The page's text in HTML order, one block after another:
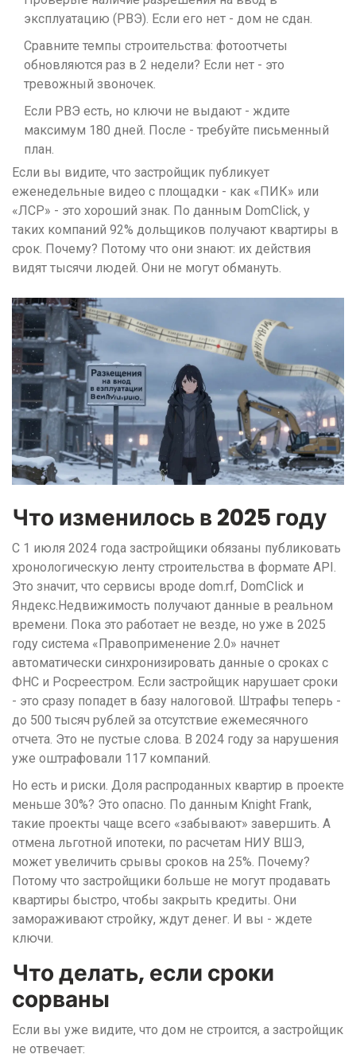
эксплуатацию (РВЭ). Если его нет - дом не сдан.
Сравните темпы строительства: фотоотчеты
обновляются раз в 2 недели? Если нет - это
тревожный звоночек.
Если РВЭ есть, но ключи не выдают - ждите
максимум 180 дней. После - требуйте письменный
план.
Если вы видите, что застройщик публикует
еженедельные видео с площадки - как «ПИК» или
«ЛСР» - это хороший знак. По данным DomClick, у
таких компаний 92% дольщиков получают квартиры в
срок. Почему? Потому что они знают: их действия
видят тысячи людей. Они не могут обмануть.
Что изменилось в 2025 году
С 1 июля 2024 года застройщики обязаны публиковать
хронологическую ленту строительства в формате API.
Это значит, что сервисы вроде dom.rf, DomClick и
Яндекс.Недвижимость получают данные в реальном
времени. Пока это работает не везде, но уже в 2025
году система «Правоприменение 2.0» начнет
автоматически синхронизировать данные о сроках с
ФНС и Росреестром. Если застройщик нарушает сроки
- это сразу попадет в базу налоговой. Штрафы теперь -
до 500 тысяч рублей за отсутствие ежемесячного
отчета. Это не пустые слова. В 2024 году за нарушения
уже оштрафовали 117 компаний.
Но есть и риски. Доля распроданных квартир в проекте
меньше 30%? Это опасно. По данным Knight Frank,
такие проекты чаще всего «забывают» завершить. А
отмена льготной ипотеки, по расчетам НИУ ВШЭ,
может увеличить срывы сроков на 25%. Почему?
Потому что застройщики больше не могут продавать
квартиры быстро, чтобы закрыть кредиты. Они
замораживают стройку, ждут денег. И вы - ждете
ключи.
Что делать, если сроки
сорваны
Если вы уже видите, что дом не строится, а застройщик
не отвечает: